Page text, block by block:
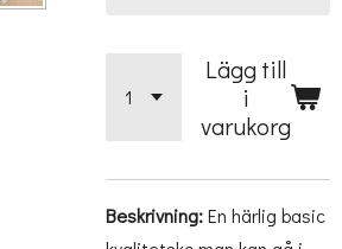
Lägg till
i
varukorg
Beskrivning:En härlig basic